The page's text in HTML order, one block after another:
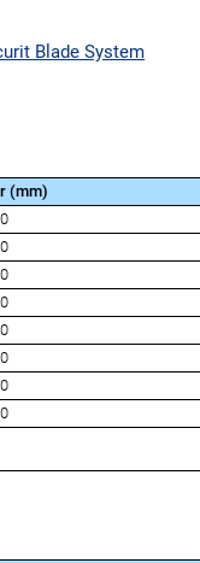
Blade System
(mm)